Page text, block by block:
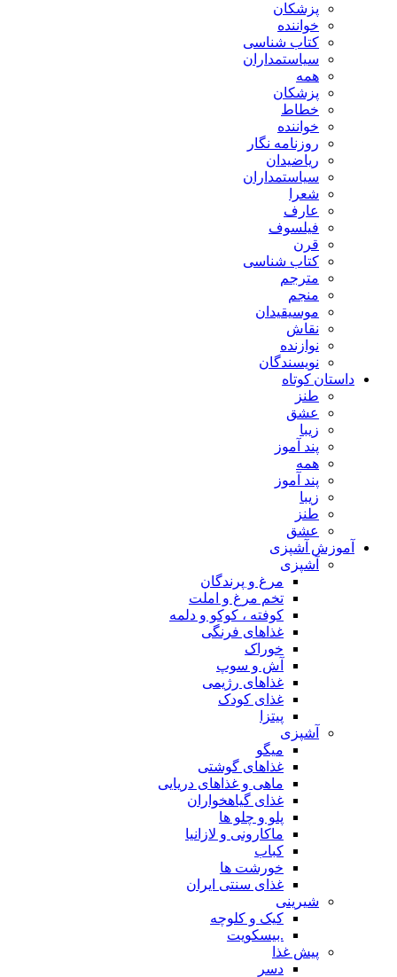
پزشکان
خواننده
کتاب شناسی
سیاستمداران
همه
پزشکان
خطاط
خواننده
روزنامه نگار
ریاضیدان
سیاستمداران
شعرا
عارف
فیلسوف
قرن
کتاب شناسی
مترجم
منجم
موسیقیدان
نقاش
نوازنده
نویسندگان
داستان کوتاه
طنز
عشق
زیبا
پند آموز
همه
پند آموز
زیبا
طنز
عشق
آموزش آشپزی
آشپزی
مرغ و پرندگان
تخم مرغ و املت
کوفته ، کوکو و دلمه
غذاهای فرنگی
خوراک
آش و سوپ
غذاهای رژیمی
غذای کودک
پیتزا
آشپزی
میگو
غذاهای گوشتی
ماهی و غذاهای دریایی
غذای گیاهخواران
پلو و چلو ها
ماکارونی و لازانیا
کباب
خورشت ها
غذای سنتی ایران
شیرینی
کیک و کلوچه
.بیسکویت
پیش غذا
دسر